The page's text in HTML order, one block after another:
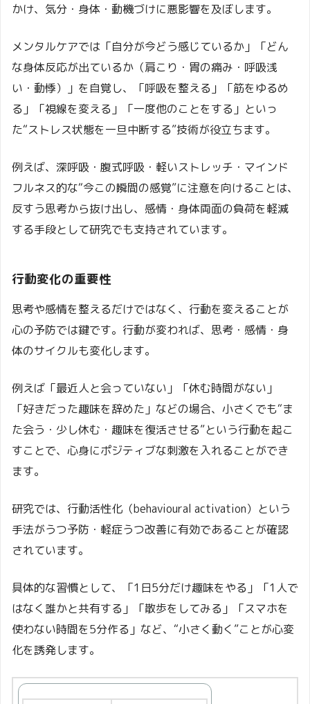
かけ、気分・身体・動機づけに悪影響を及ぼします。
メンタルケアでは「自分が今どう感じているか」「どん
な身体反応が出ているか（肩こり・胃の痛み・呼吸浅
い・動悸）」を自覚し、「呼吸を整える」「筋をゆるめ
る」「視線を変える」「一度他のことをする」といっ
た“ストレス状態を一旦中断する”技術が役立ちます。
例えば、深呼吸・腹式呼吸・軽いストレッチ・マインド
フルネス的な“今この瞬間の感覚”に注意を向けることは、
反すう思考から抜け出し、感情・身体両面の負荷を軽減
する手段として研究でも支持されています。
行動変化の重要性
思考や感情を整えるだけではなく、行動を変えることが
心の予防では鍵です。行動が変われば、思考・感情・身
体のサイクルも変化します。
例えば「最近人と会っていない」「休む時間がない」
「好きだった趣味を辞めた」などの場合、小さくでも“ま
た会う・少し休む・趣味を復活させる”という行動を起こ
すことで、心身にポジティブな刺激を入れることができ
ます。
研究では、行動活性化（behavioural activation）という
手法がうつ予防・軽症うつ改善に有効であることが確認
されています。
具体的な習慣として、「1日5分だけ趣味をやる」「1人で
はなく誰かと共有する」「散歩をしてみる」「スマホを
使わない時間を5分作る」など、“小さく動く”ことが心変
化を誘発します。